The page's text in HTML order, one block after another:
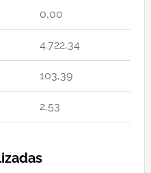
0,00
4.722,34
103,39
2,53